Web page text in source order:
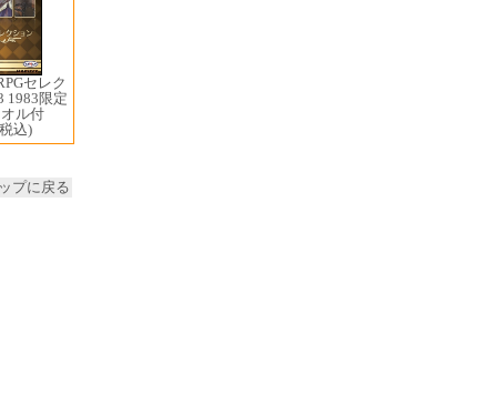
セレク
1983限定
ル付
込)
プに戻る